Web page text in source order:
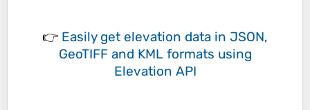
👉 Easily get elevation data in JSON,
GeoTIFF and KML formats using
Elevation API